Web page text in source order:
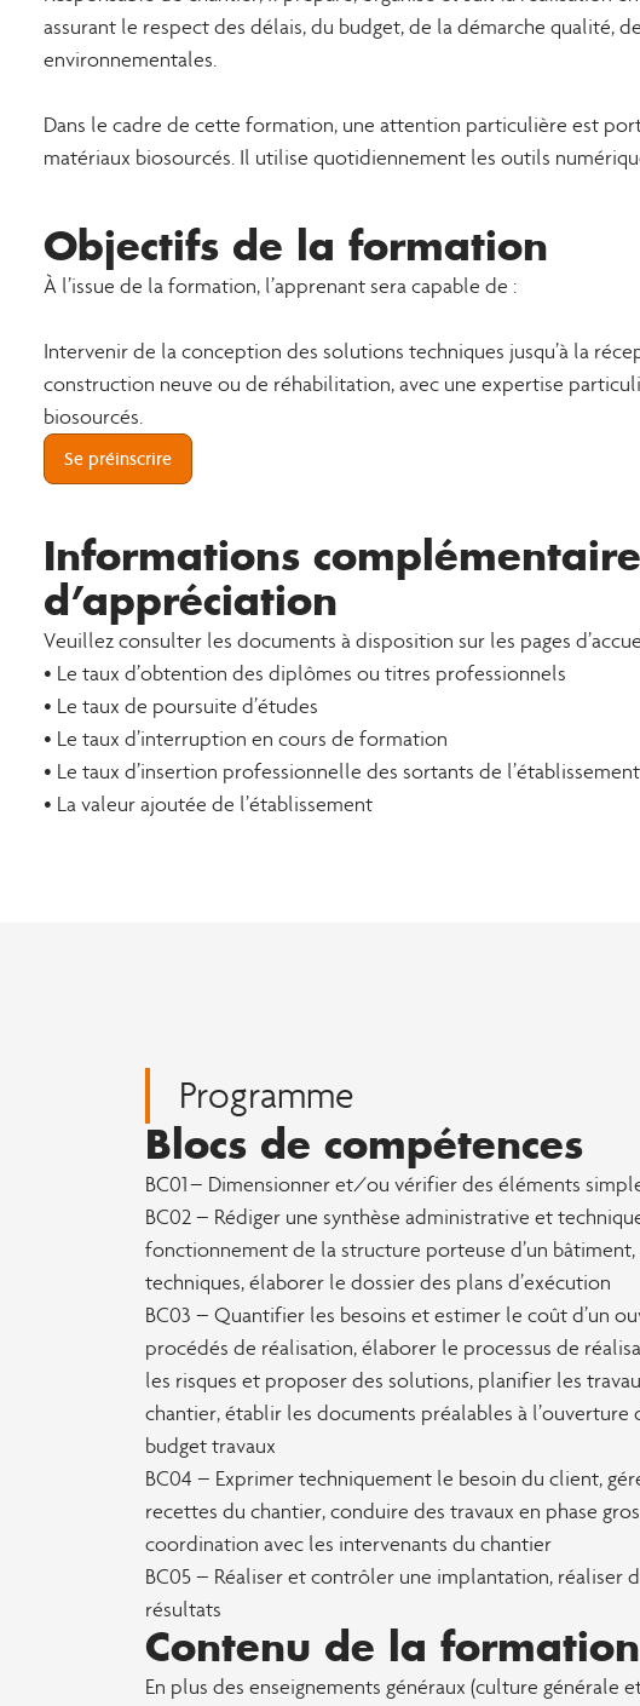
assurant le respect des délais, du budget, de la démarche qualité,
environnementales.
Dans le cadre de cette formation, une attention particulière est
matériaux biosourcés. Il utilise quotidiennement les outils
Objectifs de la formation
À l’issue de la formation, l’apprenant sera capable de :
Intervenir de la conception des solutions techniques jusqu’à la
construction neuve ou de réhabilitation, avec une expertise
biosourcés.
Se préinscrire
Informations
d’appréciation
Veuillez consulter les documents à disposition sur les pages
• Le taux d’obtention des diplômes ou titres professionnels
• Le taux de poursuite d’études
• Le taux d’interruption en cours de formation
• Le taux d’insertion professionnelle des sortants de
• La valeur ajoutée de l’établissement
Programme
Blocs de compétences
BC01 – Dimensionner et/ou vérifier des éléments
BC02 – Rédiger une synthèse administrative et
fonctionnement de la structure porteuse d’un
techniques, élaborer le dossier des plans d’exécution
BC03 – Quantifier les besoins et estimer le coût d’un
procédés de réalisation, élaborer le processus de
les risques et proposer des solutions, planifier les
chantier, établir les documents préalables à l’ouverture
budget travaux
BC04 – Exprimer techniquement le besoin du client,
recettes du chantier, conduire des travaux en phase
coordination avec les intervenants du chantier
BC05 – Réaliser et contrôler une implantation, réaliser
résultats
Contenu de la formation
En plus des enseignements généraux (culture générale